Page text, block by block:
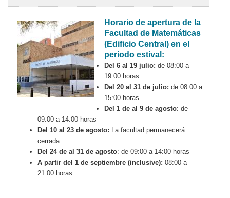
Horario de apertura de la
Facultad de Matemáticas
(Edificio Central) en el
periodo estival:
Del 6 al 19 julio: de 08:00 a
19:00 horas
Del 20 al 31 de julio: de 08:00 a
15:00 horas
Del 1 de al 9 de agosto: de
09:00 a 14:00 horas
Del 10 al 23 de agosto: La facultad permanecerá
cerrada.
Del 24 de al 31 de agosto: de 09:00 a 14:00 horas
A partir del 1 de septiembre (inclusive): 08:00 a
21:00 horas.